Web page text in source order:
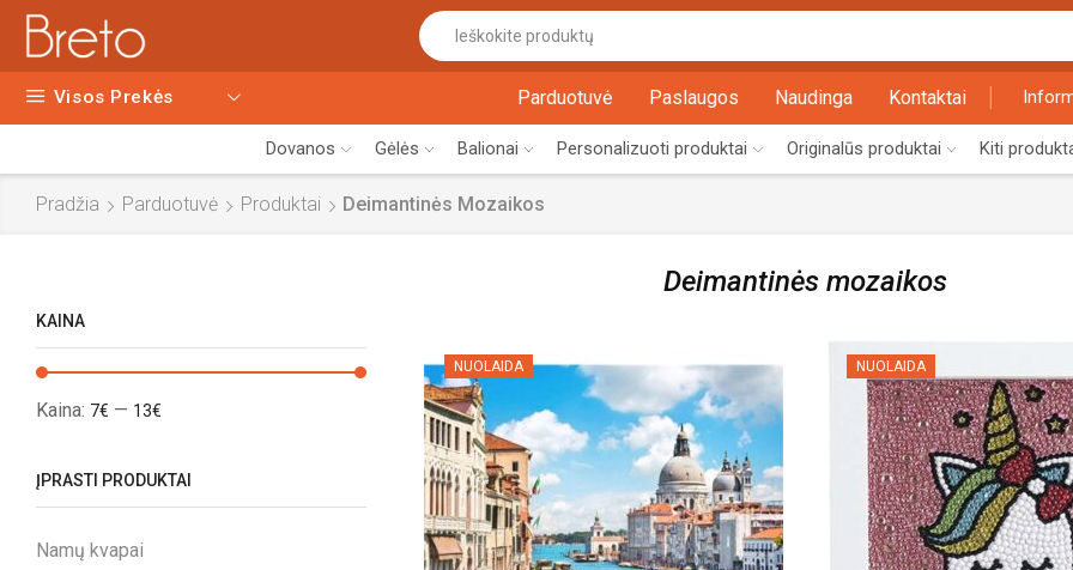
input
Visos Prekės Parduotuvė Paslaugos Naudinga Kontaktai
Dovanos Gėlės Balionai Personalizuoti produktai Originalūs produktai Kiti
Pradžia Parduotuvė Produktai Deimantinės Mozaikos
Deimantinės mozaikos
NUOLAIDA NUOLAIDA
KAINA
Kaina: 7€ — 13€
ĮPRASTI PRODUKTAI
Namų kvapai